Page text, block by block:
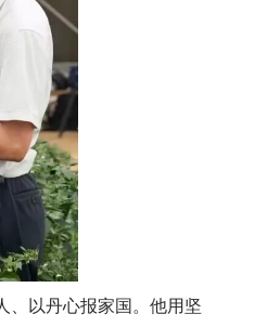
、以丹心报家国。他用坚